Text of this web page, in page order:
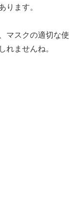
ります。
マスクの適切な使
れませんね。